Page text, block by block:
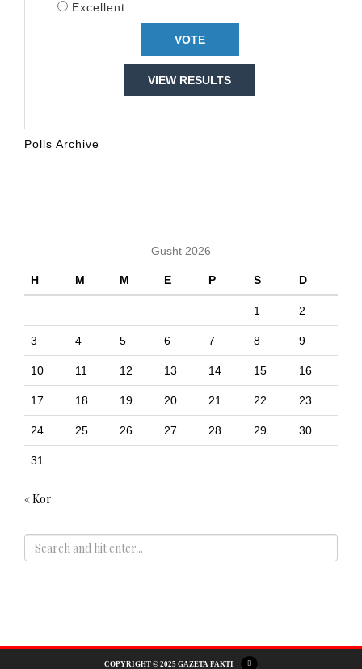
Excellent
VIEW RESULTS
Polls Archive
Gusht 2026
H M M E P S D
1 2
3 4 5 6 7 8 9
10 11 12 13 14 15 16
17 18 19 20 21 22 23
24 25 26 27 28 29 30
31
« Kor
COPYRIGHT © 2025 GAZETA FAKTI